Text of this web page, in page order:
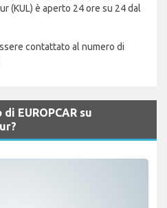
(KUL) è aperto 24 ore su 24 dal
contattato al numero di
EUROPCAR su